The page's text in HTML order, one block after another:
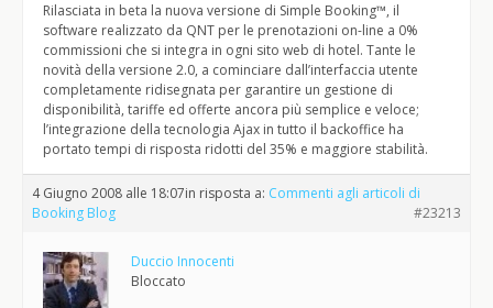
Rilasciata in beta la nuova versione di Simple Booking™, il
software realizzato da QNT per le prenotazioni on-line a 0%
commissioni che si integra in ogni sito web di hotel. Tante le
novità della versione 2.0, a cominciare dall’interfaccia utente
completamente ridisegnata per garantire un gestione di
disponibilità, tariffe ed offerte ancora più semplice e veloce;
l’integrazione della tecnologia Ajax in tutto il backoffice ha
portato tempi di risposta ridotti del 35% e maggiore stabilità.
4 Giugno 2008 alle 18:07in risposta a: Commenti agli articoli di
Booking Blog
#23213
Duccio Innocenti
Bloccato